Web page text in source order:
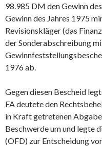
98.985 DM den Gewinn
Gewinn des Jahres 1975
Revisionskläger (das
der Sonderabschreibung
1976 ab.
Gegen diesen Bescheid
FA deutete den
in Kraft getretenen
Beschwerde um und legte
(OFD) zur Entscheidung